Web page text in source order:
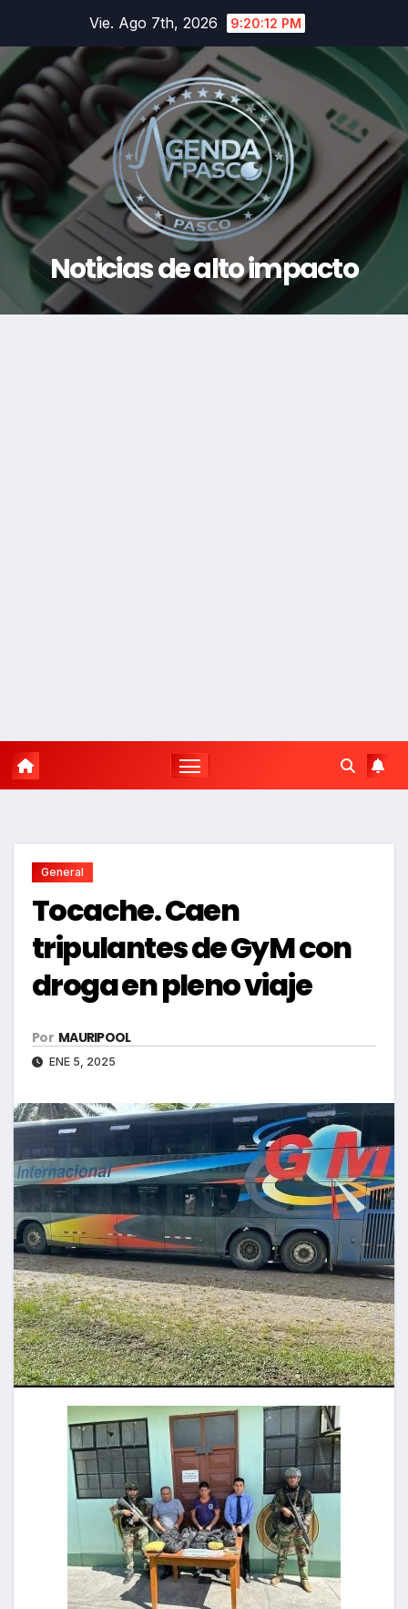
contenido
Vie. Ago 7th, 2026 9:20:13 PM
Noticias de alto impacto
General
Tocache. Caen
tripulantes de GyM con
droga en pleno viaje
Por MAURIPOOL
ENE 5, 2025